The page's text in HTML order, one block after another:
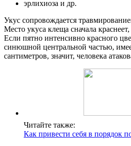
эрлихиоза и др.
Укус сопровождается
Место укуса клеща сначала краснеет,
Если пятно интенсивно красного
синюшной центральной частью,
сантиметров, значит, человека
Читайте также:
Как привести себя в порядок